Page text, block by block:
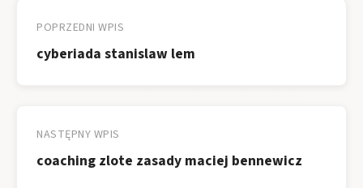
wpisu
POPRZEDNI WPIS
cyberiada stanislaw lem
NASTĘPNY WPIS
coaching zlote zasady maciej bennewicz